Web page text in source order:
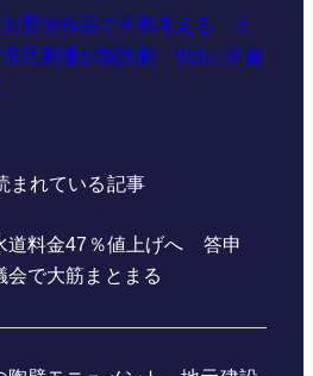
賢治作品で平和考える 上
民劇場が朗読劇 9日に伊賀
まれている記事